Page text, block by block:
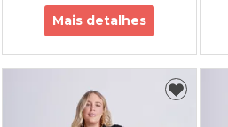
Mais detalhes